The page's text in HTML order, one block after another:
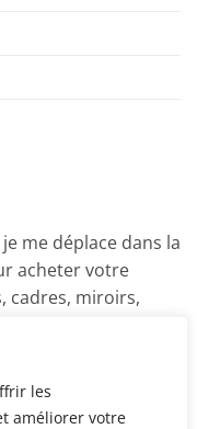
les
améliorer votre
me déplace dans la
acheter votre
cadres, miroirs,